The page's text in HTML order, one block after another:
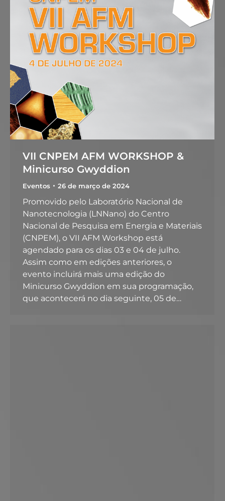
VII CNPEM AFM WORKSHOP &
Minicurso Gwyddion
Eventos 26 de março de 2024
Promovido pelo Laboratório Nacional de
Nanotecnologia (LNNano) do Centro
Nacional de Pesquisa em Energia e Materiais
(CNPEM), o VII AFM Workshop está
agendado para os dias 03 e 04 de julho.
Assim como em edições anteriores, o
evento incluirá mais uma edição do
Minicurso Gwyddion em sua programação,
que acontecerá no dia seguinte, 05 de…